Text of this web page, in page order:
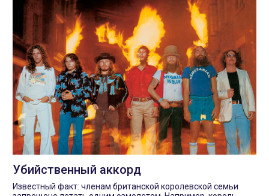
Убийственный аккорд
Известный факт: членам британской королевской семьи